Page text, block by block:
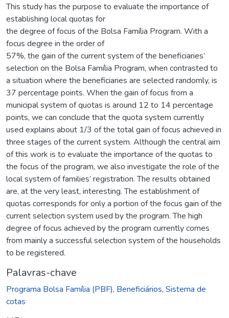
This study has the purpose to evaluate the importance of
establishing local quotas for
the degree of focus of the Bolsa Família Program. With a
focus degree in the order of
57%, the gain of the current system of the beneficiaries’
selection on the Bolsa Família Program, when contrasted to
a situation where the beneficiaries are selected randomly, is
37 percentage points. When the gain of focus from a
municipal system of quotas is around 12 to 14 percentage
points, we can conclude that the quota system currently
used explains about 1/3 of the total gain of focus achieved in
three stages of the current system. Although the central aim
of this work is to evaluate the importance of the quotas to
the focus of the program, we also investigate the role of the
local system of families’ registration. The results obtained
are, at the very least, interesting. The establishment of
quotas corresponds for only a portion of the focus gain of the
current selection system used by the program. The high
degree of focus achieved by the program currently comes
from mainly a successful selection system of the households
to be registered.
Palavras-chave
Programa Bolsa Família (PBF), Beneficiários, Sistema de
cotas